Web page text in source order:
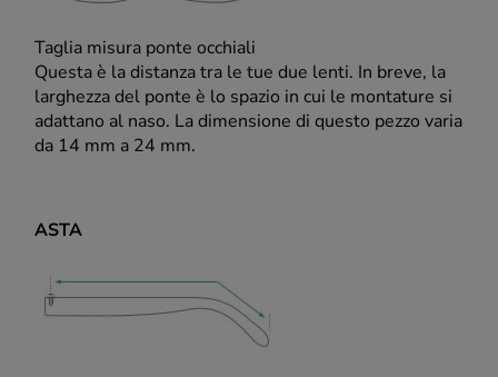
Taglia misura ponte occhiali
Questa è la distanza tra le tue due lenti. In breve, la
larghezza del ponte è lo spazio in cui le montature si
adattano al naso. La dimensione di questo pezzo varia
da 14 mm a 24 mm.
ASTA